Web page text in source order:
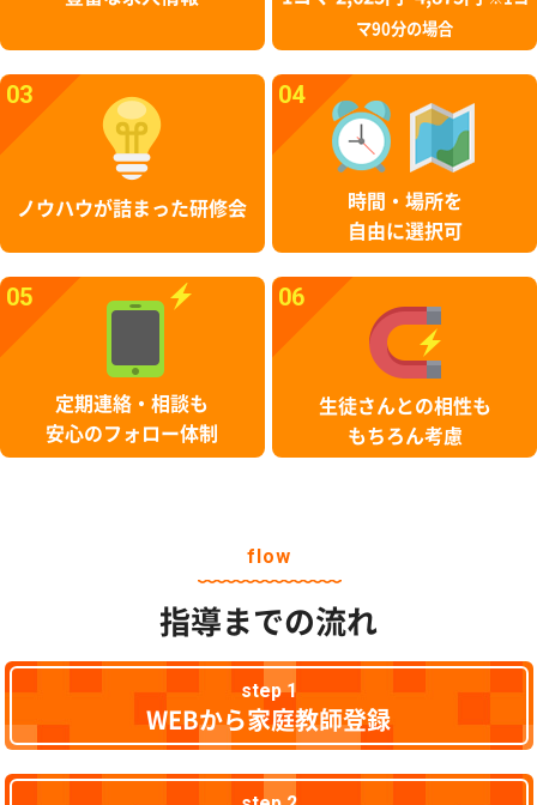
マ90分の場合
03
ノウハウが詰まった研修会
04
時間・場所を
自由に選択可
05
定期連絡・相談も
安心のフォロー体制
06
生徒さんとの相性も
もちろん考慮
flow
指導までの流れ
step 1
WEBから家庭教師登録